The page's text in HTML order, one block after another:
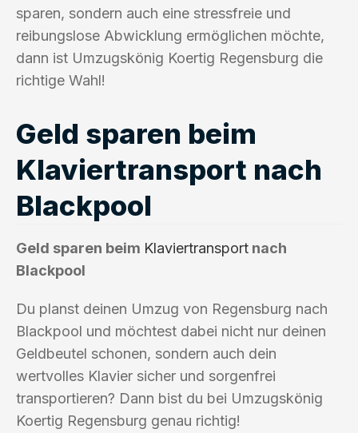
sparen, sondern auch eine stressfreie und
reibungslose Abwicklung ermöglichen möchte,
dann ist Umzugskönig Koertig Regensburg die
richtige Wahl!
Geld sparen beim
Klaviertransport nach
Blackpool
Geld sparen beim Klaviertransport nach
Blackpool
Du planst deinen Umzug von Regensburg nach
Blackpool und möchtest dabei nicht nur deinen
Geldbeutel schonen, sondern auch dein
wertvolles Klavier sicher und sorgenfrei
transportieren? Dann bist du bei Umzugskönig
Koertig Regensburg genau richtig!